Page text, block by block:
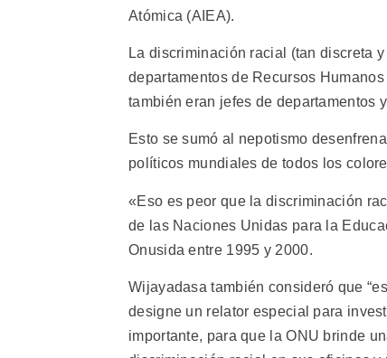
Atómica (AIEA).
La discriminación racial (tan discreta
departamentos de Recursos
también eran jefes de departamentos
Esto se sumó al nepotismo
políticos mundiales de todos los
«Eso es peor que la discriminación
de las Naciones Unidas para la
Onusida entre 1995 y 2000.
Wijayadasa también consideró que
designe un relator especial para
importante, para que la ONU brinde